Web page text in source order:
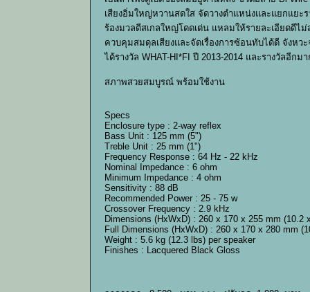
เสียงอิ่มใหญ่หวานสดใส จัดวางตำแหน่งและแยกแย
ร้องมวลดีสเกลใหญ่โดดเด่น แหลมให้รายละเอียดดีไ
ควบคุมสมดุลเสียงและจัดเรื่องการซ้อนทับได้ดี จังห
ได้รางวัล WHAT-HI*FI ปี 2013-2014 และรางวัลอี
สภาพสวยสมบูรณ์ พร้อมใช้งาน
Specs
Enclosure type : 2-way reflex
Bass Unit : 125 mm (5")
Treble Unit : 25 mm (1")
Frequency Response : 64 Hz - 22 kHz
Nominal Impedance : 6 ohm
Minimum Impedance : 4 ohm
Sensitivity : 88 dB
Recommended Power : 25 - 75 w
Crossover Frequency : 2.9 kHz
Dimensions (HxWxD) : 260 x 170 x 255 mm (10.2
Full Dimensions (HxWxD) : 260 x 170 x 280 mm
Weight : 5.6 kg (12.3 lbs) per speaker
Finishes : Lacquered Black Gloss